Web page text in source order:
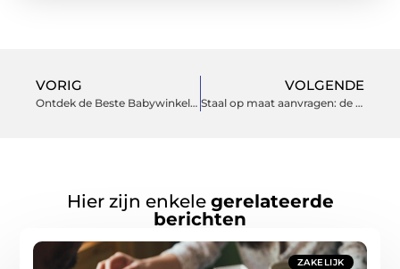
VORIG
Ontdek de Beste Babywinkel in Assen voor Al Uw Babybenodigdheden
VOLGENDE
Staal op maat aanvragen: de voordelen voor uw project
Hier zijn enkele gerelateerde
berichten
ZAKELIJK